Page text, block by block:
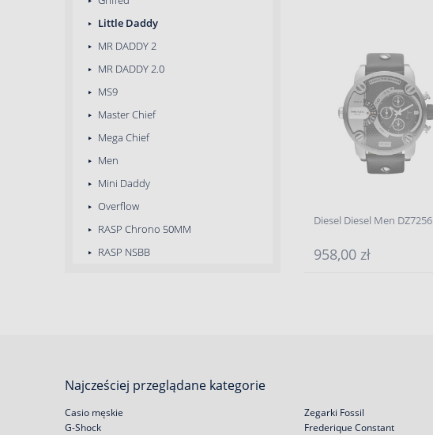
Little Daddy
MR DADDY 2
MR DADDY 2.0
MS9
Master Chief
Mega Chief
Men
Mini Daddy
Overflow
RASP Chrono 50MM
RASP NSBB
Diesel Diesel Men DZ7256
958,00 zł
Najcześciej przeglądane kategorie
Casio męskie
G-Shock
Zegarki Fossil
Frederique Constant